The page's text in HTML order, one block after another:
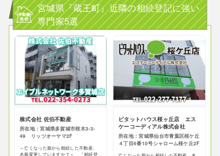
宮城県『蔵王町』近隣の相続登記に強い
専門家5選
株式会社 佐伯不動産
所在地：宮城県多賀城市桜木3-3-
49 リッツオーヤマ2F
～亡くなった親から相続した不動産、
名義変更していますか？～ 「相続登
ピタットハウス桜ヶ丘店 エス
ケーコーディアル株式会社
所在地：宮城県仙台市青葉区桜ケ丘
４丁目6番10号シャローム桜ケ丘2F